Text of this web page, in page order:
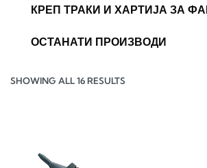
КРЕП ТРАКИ И ХАРТИЈА ЗА
ОСТАНАТИ ПРОИЗВОДИ
SHOWING ALL 16 RESULTS